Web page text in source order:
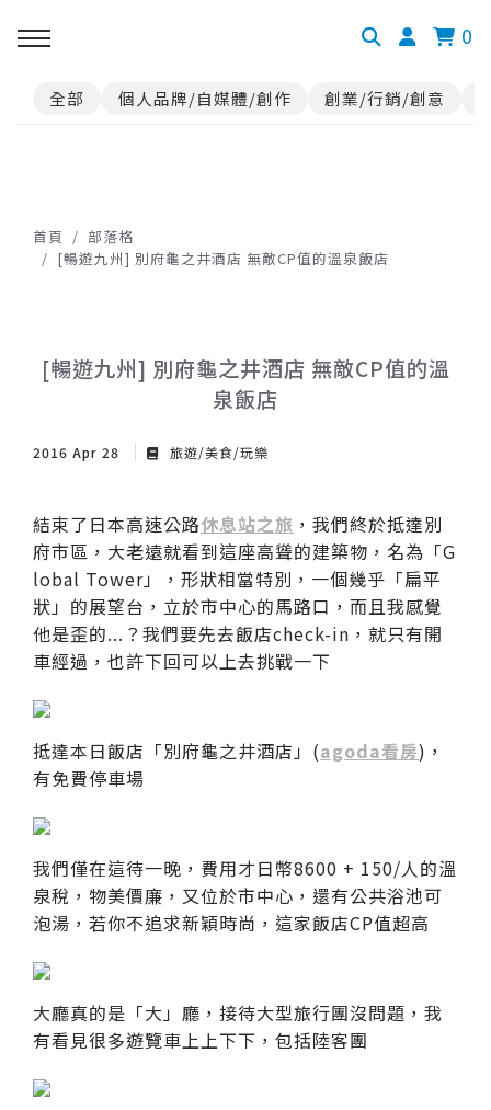
0
全部 個人品牌/自媒體/創作 創業/行銷/創意
首頁
部落格
[暢遊九州] 別府龜之井酒店 無敵CP值的溫泉飯店
[暢遊九州] 別府龜之井酒店 無敵CP值的溫
泉飯店
2016 Apr 28 旅遊/美食/玩樂
結束了日本高速公路休息站之旅 ，我們終於抵達別
府市區，大老遠就看到這座高聳的建築物，名為「G
lobal Tower」，形狀相當特別，一個幾乎「扁平
狀」的展望台，立於市中心的馬路口，而且我感覺
他是歪的...？我們要先去飯店check-in，就只有開
車經過，也許下回可以上去挑戰一下
抵達本日飯店「別府龜之井酒店」(agoda看房)，
有免費停車場
我們僅在這待一晚，費用才日幣8600 + 150/人的溫
泉稅，物美價廉，又位於市中心，還有公共浴池可
泡湯，若你不追求新穎時尚，這家飯店CP值超高
大廳真的是「大」廳，接待大型旅行團沒問題，我
有看見很多遊覽車上上下下，包括陸客團